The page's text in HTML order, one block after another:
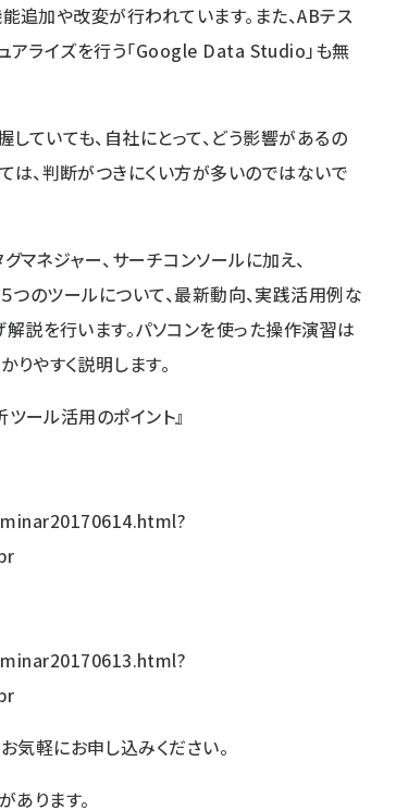
追加や改変が行われています。また、ABテス
アライズを行う「Google Data Studio」も無
ていても、自社にとって、どう影響があるの
は、判断がつきにくい方が多いのではないで
マネジャー、サーチコンソールに加え、
ツールについて、最新動向、実践活用例な
解説を行います。パソコンを使った操作演習は
やすく説明します。
ール活用のポイント』
軽にお申し込みください。
ります。